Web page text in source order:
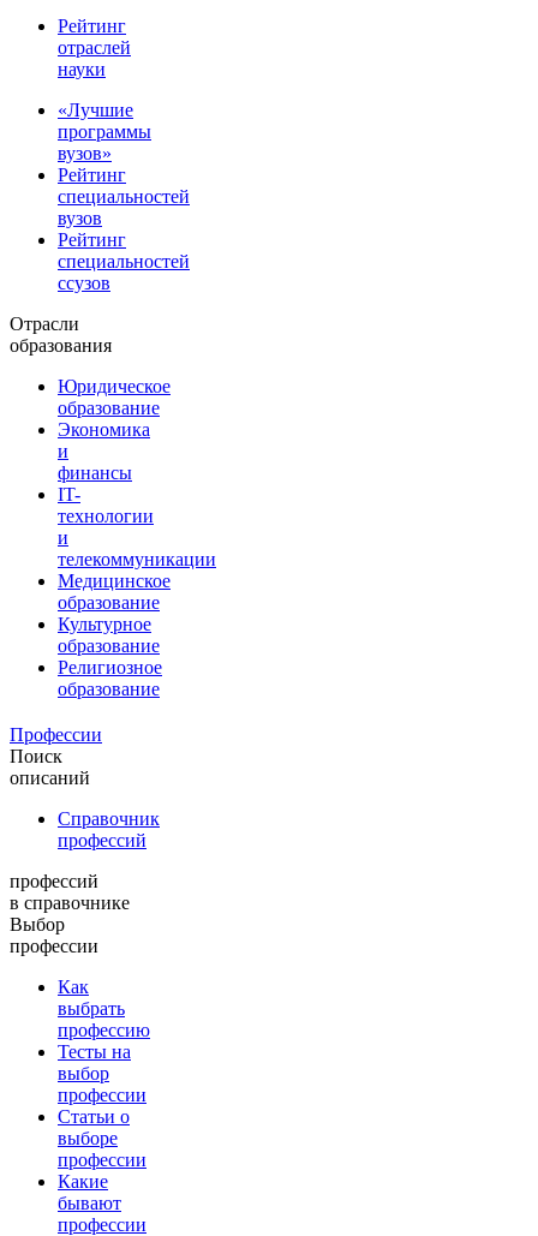
Рейтинг
отраслей
науки
«Лучшие
программы
вузов»
Рейтинг
специальностей
вузов
Рейтинг
специальностей
ссузов
Отрасли
образования
Юридическое
образование
Экономика
и
финансы
IT-
технологии
и
телекоммуникации
Медицинское
образование
Культурное
образование
Религиозное
образование
Профессии
Поиск
описаний
Справочник
профессий
профессий
в справочнике
Выбор
профессии
Как
выбрать
профессию
Тесты на
выбор
профессии
Статьи о
выборе
профессии
Какие
бывают
профессии